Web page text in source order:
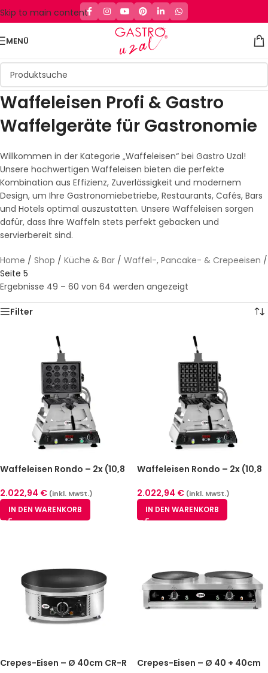
Skip to main content
MENÜ
Waffeleisen Profi & Gastro
Waffelgeräte für Gastronomie
Willkommen in der Kategorie „Waffeleisen“ bei Gastro Uzal!
Unsere hochwertigen Waffeleisen bieten die perfekte
Kombination aus Effizienz, Zuverlässigkeit und modernem
Design, um Ihre Gastronomiebetriebe, Restaurants, Cafés, Bars
und Hotels optimal auszustatten. Unsere Waffeleisen sorgen
dafür, dass Ihre Waffeln stets perfekt gebacken und
servierbereit sind.
Home / Shop / Küche & Bar / Waffel-, Pancake- & Crepeeisen /
Seite 5
Ergebnisse 49 – 60 von 64 werden angezeigt
Filter
Waffeleisen Rondo – 2x (10,8
2.022,94 € (inkl. MwSt.)
IN DEN WARENKORB
Waffeleisen Rondo – 2x (10,8
2.022,94 € (inkl. MwSt.)
IN DEN WARENKORB
Crepes-Eisen – Ø 40cm CR-R
Crepes-Eisen – Ø 40 + 40cm